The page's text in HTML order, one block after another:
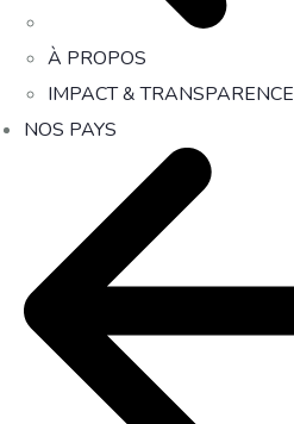
À PROPOS
IMPACT & TRANSPARENCE
NOS PAYS